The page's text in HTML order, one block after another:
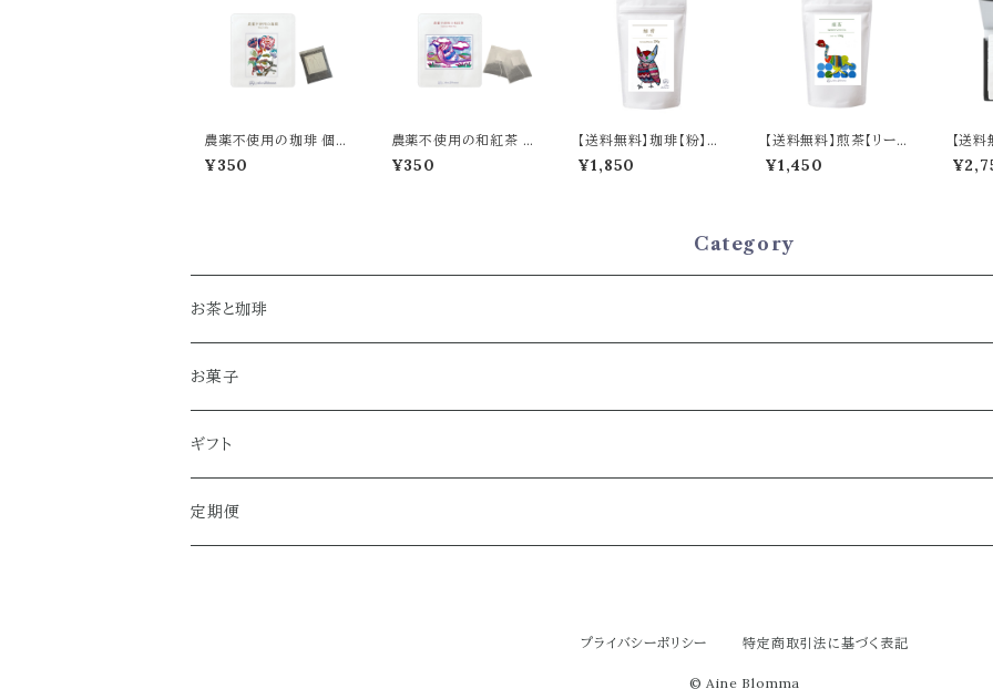
農薬不使用の珈琲 個別
包装タイプ ドリップバッ
グ1包入り／Pesticide-
¥350
農薬不使用の和紅茶 個
別包装タイプ ティーバッ
グ2包入り／Pesticide
¥350
【送料無料】珈琲【粉】2
00g／Ground Coffe
e 200g
¥1,850
【送料無料】煎茶【リー
フ】100g／Sencha Te
a Leaves 100g
¥1,450
【送料
C／
Category
お茶と珈琲
煎茶
和紅茶
珈琲
お菓子
クッキー
ギフト
定期便
プライバシーポリシー 特定商取引法に基づく表記
© Aine Blomma